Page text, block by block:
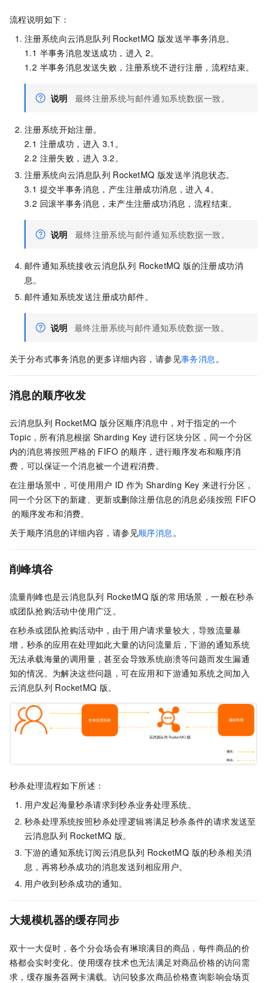
流程说明如下：
注册系统向云消息队列 RocketMQ 版发送半事务消息。
1.1 半事务消息发送成功，进入 2。
1.2 半事务消息发送失败，注册系统不进行注册，流程结束。
说明 最终注册系统与邮件通知系统数据一致。
注册系统开始注册。
2.1 注册成功，进入 3.1。
2.2 注册失败，进入 3.2。
注册系统向云消息队列 RocketMQ 版发送半消息状态。
3.1 提交半事务消息，产生注册成功消息，进入 4。
3.2 回滚半事务消息，未产生注册成功消息，流程结束。
说明 最终注册系统与邮件通知系统数据一致。
邮件通知系统接收云消息队列 RocketMQ 版的注册成功消
息。
邮件通知系统发送注册成功邮件。
说明 最终注册系统与邮件通知系统数据一致。
关于分布式事务消息的更多详细内容，请参见事务消息 。
消息的顺序收发
云消息队列 RocketMQ 版分区顺序消息中，对于指定的一个
Topic，所有消息根据 Sharding Key 进行区块分区，同一个分区
内的消息将按照严格的 FIFO 的顺序，进行顺序发布和顺序消
费，可以保证一个消息被一个进程消费。
在注册场景中，可使用用户 ID 作为 Sharding Key 来进行分区，
同一个分区下的新建、更新或删除注册信息的消息必须按照 FIFO
的顺序发布和消费。
关于顺序消息的详细内容，请参见顺序消息 。
削峰填谷
流量削峰也是云消息队列 RocketMQ 版的常用场景，一般在秒杀
或团队抢购活动中使用广泛。
在秒杀或团队抢购活动中，由于用户请求量较大，导致流量暴
增，秒杀的应用在处理如此大量的访问流量后，下游的通知系统
无法承载海量的调用量，甚至会导致系统崩溃等问题而发生漏通
知的情况。为解决这些问题，可在应用和下游通知系统之间加入
云消息队列 RocketMQ 版。
秒杀处理流程如下所述：
用户发起海量秒杀请求到秒杀业务处理系统。
秒杀处理系统按照秒杀处理逻辑将满足秒杀条件的请求发送至
云消息队列 RocketMQ 版。
下游的通知系统订阅云消息队列 RocketMQ 版的秒杀相关消
息，再将秒杀成功的消息发送到相应用户。
用户收到秒杀成功的通知。
大规模机器的缓存同步
双十一大促时，各个分会场会有琳琅满目的商品，每件商品的价
格都会实时变化。使用缓存技术也无法满足对商品价格的访问需
求，缓存服务器网卡满载。访问较多次商品价格查询影响会场页